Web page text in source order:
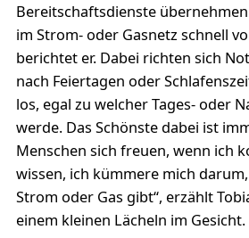
Bereitschaftsdienste
im Strom- oder Gasnetz schnell
berichtet er. Dabei richten sich
nach Feiertagen oder
los, egal zu welcher Tages- oder
werde. Das Schönste dabei ist
Menschen sich freuen, wenn ich
wissen, ich kümmere mich
Strom oder Gas gibt“, erzählt
einem kleinen Lächeln im Gesicht.